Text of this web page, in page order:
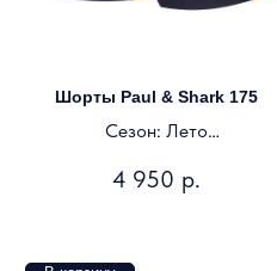
Шорты Paul & Shark 175
Сезон: Лето
4 950 р.